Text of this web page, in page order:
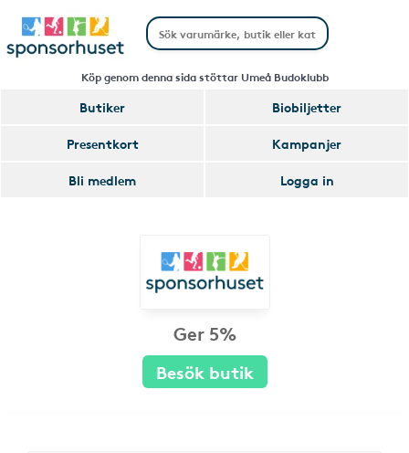
Köp genom denna sida stöttar Umeå Budoklubb
Butiker
Biobiljetter
Presentkort
Kampanjer
Bli medlem
Logga in
Ger 5%
Besök butik